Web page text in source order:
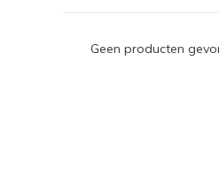
Geen producten